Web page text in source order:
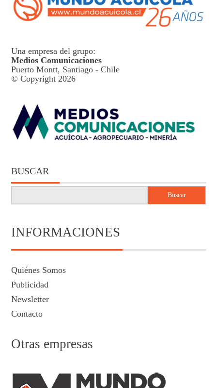
Una empresa del grupo:
Medios Comunicaciones
Puerto Montt, Santiago - Chile
© Copyright 2026
BUSCAR
Buscar
INFORMACIONES
Quiénes Somos
Publicidad
Newsletter
Contacto
Otras empresas